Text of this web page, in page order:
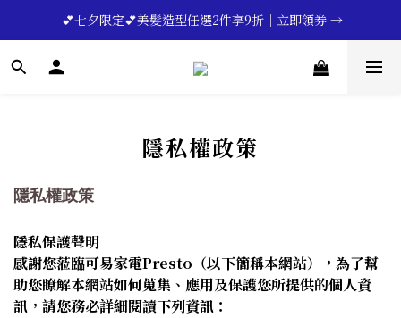
🔥💪My Superdad😍｜全館領券享9折｜立即領券 →
💕七夕限定💕美髮造型任選2件享9折｜立即領券 →
一分鐘登錄保固 | 買得安心又放心🔥▸▸
隱私權政策
隱私權政策
隱私保護聲明
感謝您蒞臨可易家電Presto（以下簡稱本網站），為了幫
助您瞭解本網站如何蒐集、應用及保護您所提供的個人資
訊，請您務必詳細閱讀下列資訊：